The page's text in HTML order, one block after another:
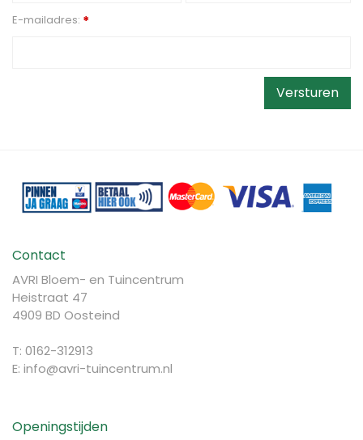
E-mailadres: *
Contact
AVRI Bloem- en Tuincentrum
Heistraat 47
4909 BD Oosteind
T: 0162-312913
E: info@avri-tuincentrum.nl
Openingstijden